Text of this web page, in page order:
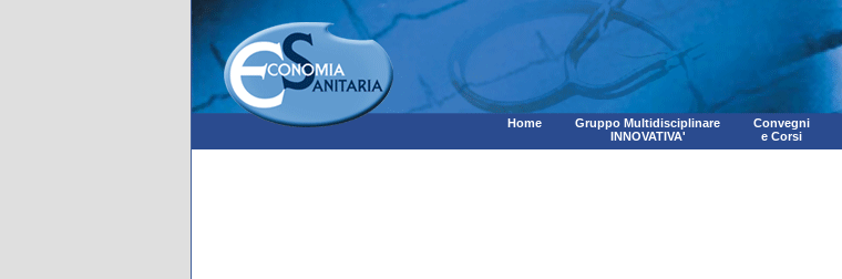
Home
Gruppo Multidisciplinare
INNOVATIVA'
Convegni
e Corsi